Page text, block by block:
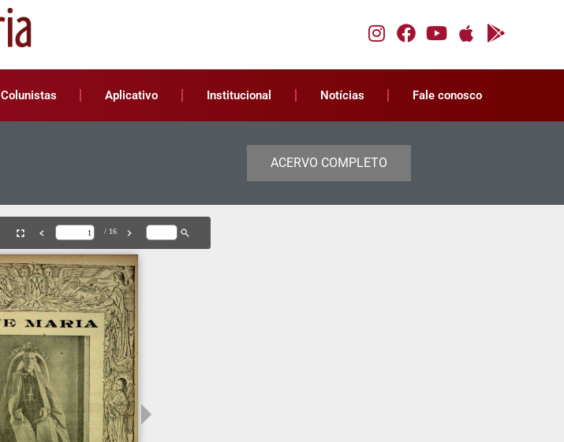
Colunistas Aplicativo Institucional Notícias Fale conosco
ACERVO COMPLETO